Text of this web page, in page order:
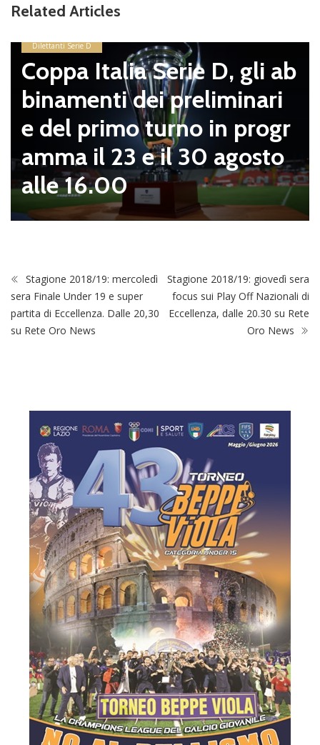
Related Articles
Dilettanti Serie D
Coppa Italia Serie D, gli ab
binamenti dei preliminari
e del primo turno in progr
amma il 23 e il 30 agosto
alle 16.00
Stagione 2018/19: mercoledì
sera Finale Under 19 e super
partita di Eccellenza. Dalle 20,30
su Rete Oro News
Stagione 2018/19: giovedì sera
focus sui Play Off Nazionali di
Eccellenza, dalle 20.30 su Rete
Oro News